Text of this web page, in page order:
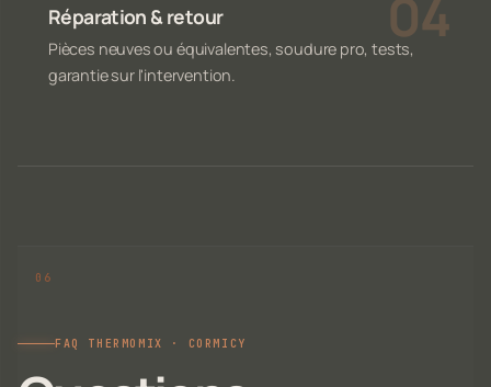
Réparation & retour
Pièces neuves ou équivalentes, soudure pro, tests,
garantie sur l'intervention.
FAQ THERMOMIX · CORMICY